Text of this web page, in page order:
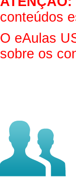
conteúdos
O eAulas
sobre os